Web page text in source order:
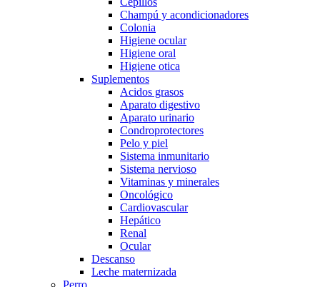
Champú y acondicionadores
Colonia
Higiene ocular
Higiene oral
Higiene otica
Suplementos
Acidos grasos
Aparato digestivo
Aparato urinario
Condroprotectores
Pelo y piel
Sistema inmunitario
Sistema nervioso
Vitaminas y minerales
Oncológico
Cardiovascular
Hepático
Renal
Ocular
Descanso
Leche maternizada
Perro